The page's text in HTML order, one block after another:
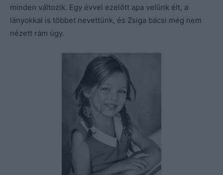
minden változik. Egy évvel ezelőtt apa velünk élt, a
lányokkal is többet nevettünk, és Zsiga bácsi még nem
nézett rám úgy.